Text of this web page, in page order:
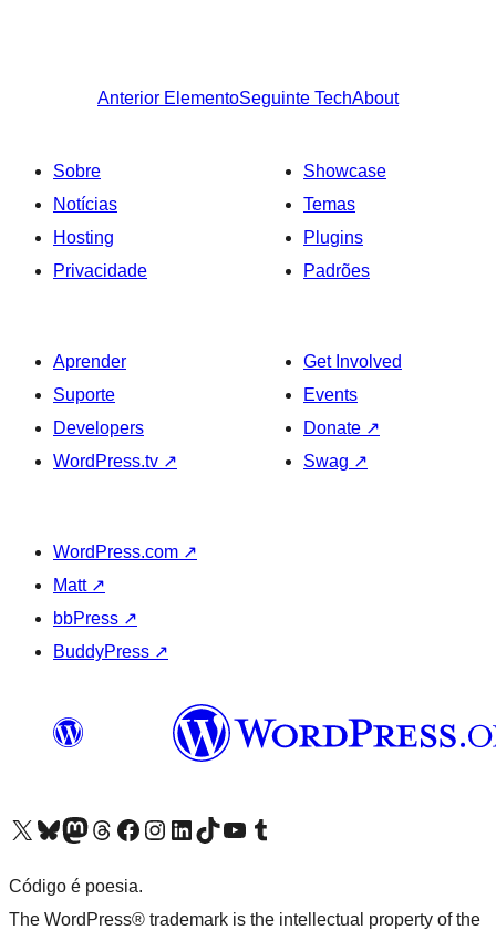
Anterior ElementoSeguinte TechAbout
Sobre
Notícias
Hosting
Privacidade
Showcase
Temas
Plugins
Padrões
Aprender
Suporte
Developers
WordPress.tv ↗
Get Involved
Events
Donate ↗
Swag ↗
WordPress.com ↗
Matt ↗
bbPress ↗
BuddyPress ↗
Visite a nossa conta X (antigo Twitter)
Visit our Bluesky account
Visit our Mastodon account
Visit our Threads account
Visite a nossa página do Facebook
Visite a nossa conta no Instagram
Visite a nossa conta no LinkedIn
Visit our TikTok account
Visit our YouTube channel
Visit our Tumblr account
Código é poesia.
The WordPress® trademark is the intellectual property of the